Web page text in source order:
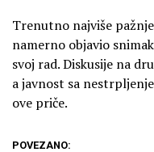
Trenutno najviše
namerno objavio
svoj rad. Diskusije na
a javnost sa
ove priče.
POVEZANO: